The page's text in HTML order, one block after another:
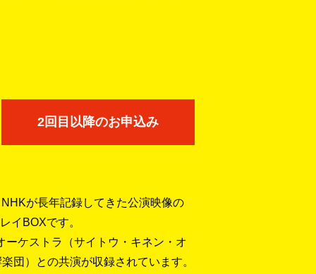
2回目以降のお申込み
が長年記録してきた公演映像の
イBOXです。
ケストラ（サイトウ・キネン・オ
団）との共演が収録されています。